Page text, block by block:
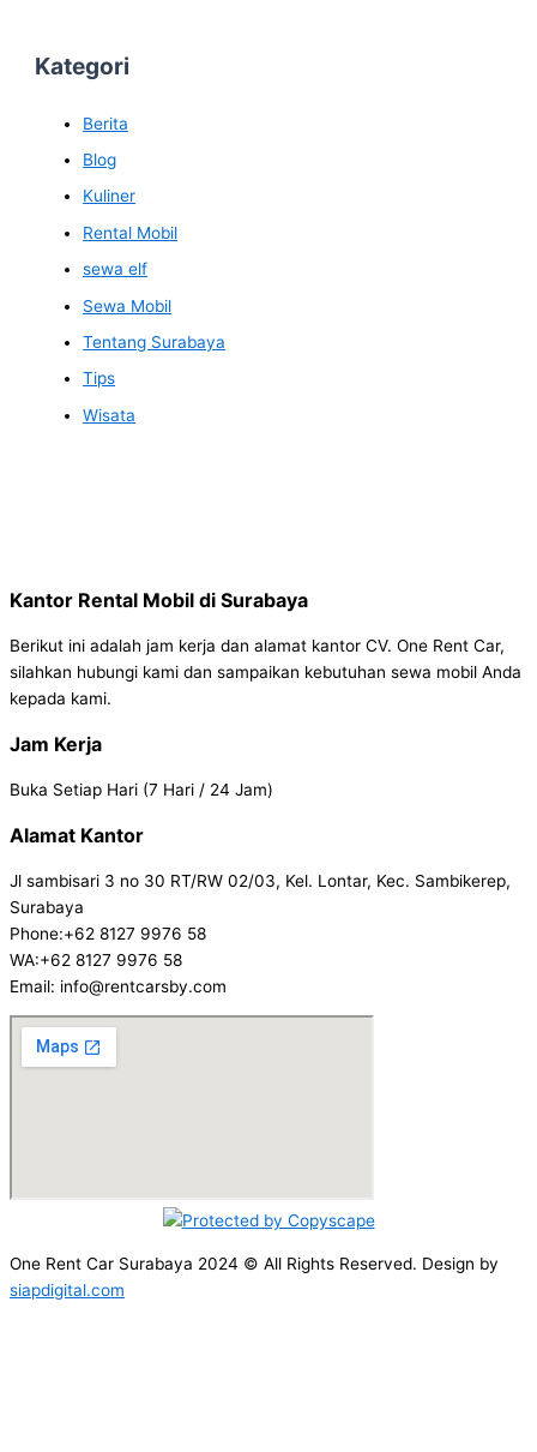
Kategori
Berita
Blog
Kuliner
Rental Mobil
sewa elf
Sewa Mobil
Tentang Surabaya
Tips
Wisata
Kantor Rental Mobil di Surabaya
Berikut ini adalah jam kerja dan alamat kantor CV. One Rent Car,
silahkan hubungi kami dan sampaikan kebutuhan sewa mobil Anda
kepada kami.
Jam Kerja
Buka Setiap Hari (7 Hari / 24 Jam)
Alamat Kantor
Jl sambisari 3 no 30 RT/RW 02/03, Kel. Lontar, Kec. Sambikerep,
Surabaya
Phone:+62 8127 9976 58
WA:+62 8127 9976 58
Email: info@rentcarsby.com
One Rent Car Surabaya 2024 © All Rights Reserved. Design by
siapdigital.com